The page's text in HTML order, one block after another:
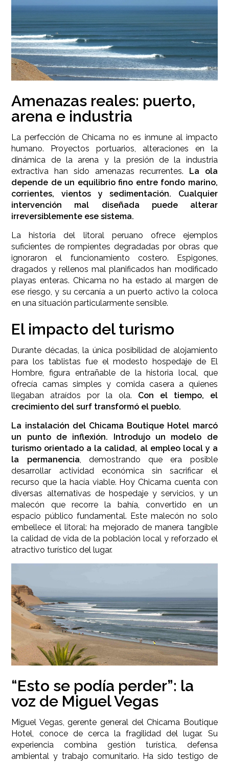
Amenazas reales: puerto,
arena e industria
La perfección de Chicama no es inmune al impacto
humano. Proyectos portuarios, alteraciones en la
dinámica de la arena y la presión de la industria
extractiva han sido amenazas recurrentes. La ola
depende de un equilibrio fino entre fondo marino,
corrientes, vientos y sedimentación. Cualquier
intervención mal diseñada puede alterar
irreversiblemente ese sistema.
La historia del litoral peruano ofrece ejemplos
suficientes de rompientes degradadas por obras que
ignoraron el funcionamiento costero. Espigones,
dragados y rellenos mal planificados han modificado
playas enteras. Chicama no ha estado al margen de
ese riesgo, y su cercanía a un puerto activo la coloca
en una situación particularmente sensible.
El impacto del turismo
Durante décadas, la única posibilidad de alojamiento
para los tablistas fue el modesto hospedaje de El
Hombre, figura entrañable de la historia local, que
ofrecía camas simples y comida casera a quienes
llegaban atraídos por la ola. Con el tiempo, el
crecimiento del surf transformó el pueblo.
La instalación del Chicama Boutique Hotel marcó
un punto de inflexión. Introdujo un modelo de
turismo orientado a la calidad, al empleo local y a
la permanencia, demostrando que era posible
desarrollar actividad económica sin sacrificar el
recurso que la hacía viable. Hoy Chicama cuenta con
diversas alternativas de hospedaje y servicios, y un
malecón que recorre la bahía, convertido en un
espacio público fundamental. Este malecón no solo
embellece el litoral: ha mejorado de manera tangible
la calidad de vida de la población local y reforzado el
atractivo turístico del lugar.
“Esto se podía perder”: la
voz de Miguel Vegas
Miguel Vegas, gerente general del Chicama Boutique
Hotel, conoce de cerca la fragilidad del lugar. Su
experiencia combina gestión turística, defensa
ambiental y trabajo comunitario. Ha sido testigo de